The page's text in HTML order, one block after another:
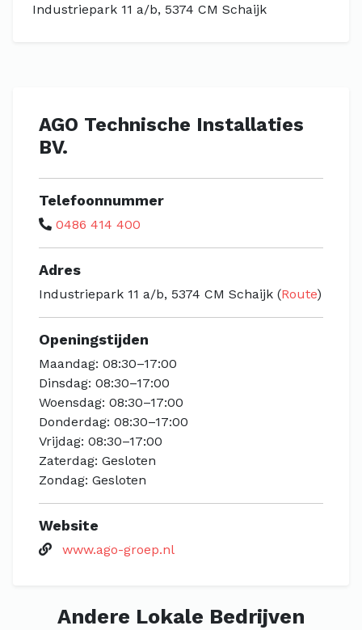
Industriepark 11 a/b, 5374 CM Schaijk
AGO Technische Installaties
BV.
Telefoonnummer
0486 414 400
Adres
Industriepark 11 a/b, 5374 CM Schaijk (Route)
Openingstijden
Maandag: 08:30–17:00
Dinsdag: 08:30–17:00
Woensdag: 08:30–17:00
Donderdag: 08:30–17:00
Vrijdag: 08:30–17:00
Zaterdag: Gesloten
Zondag: Gesloten
Website
www.ago-groep.nl
Andere Lokale Bedrijven